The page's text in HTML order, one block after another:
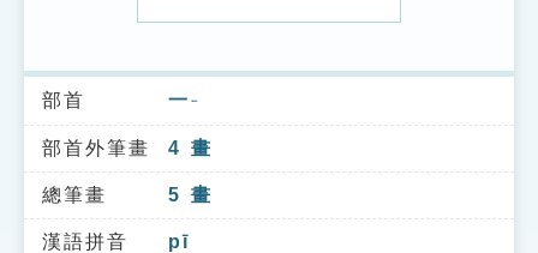
索引選單
知識索引
單字索引
生命大百科索引
部首 一 ㄧ
部首外筆畫 4 畫
總筆畫 5 畫
漢語拼音 pī